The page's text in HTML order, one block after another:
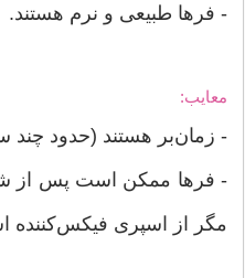
- فرها طبیعی و نرم هستند.
معایب:
- زمان‌بر هستند (حدود چند
- فرها ممکن است پس از
مگر از اسپری فیکس‌کننده